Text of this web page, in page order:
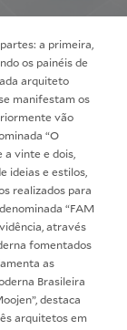
a primeira,
os painéis de
arquiteto
manifestam os
vão
“O
a vinte e dois,
ideias e estilos,
realizados para
“FAM
através
fomentados
as
Brasileira
destaca
arquitetos em